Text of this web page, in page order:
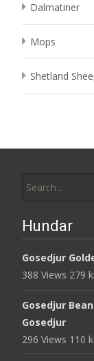
Dalmatiner
Mops
Shetland
for:
Hundar
Gosedjur
388 Views 279
Gosedjur
Gosedjur
296 Views 110